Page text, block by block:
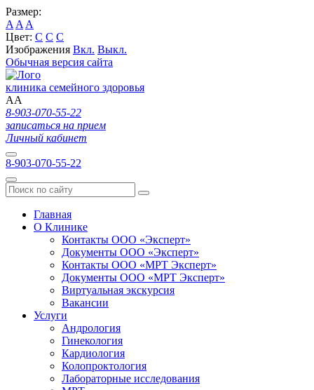
Размер:
A A A
Цвет: C C C
Изображения Вкл. Выкл.
Обычная версия сайта
клиника семейного здоровья
AA
8-903-070-55-22
записаться на прием
Личный кабинет
8-903-070-55-22
Главная
О Клинике
Контакты ООО «Эксперт»
Документы ООО «Эксперт»
Контакты ООО «МРТ Эксперт»
Документы ООО «МРТ Эксперт»
Виртуальная экскурсия
Вакансии
Услуги
Андрология
Гинекология
Кардиология
Колопроктология
Лабораторные исследования